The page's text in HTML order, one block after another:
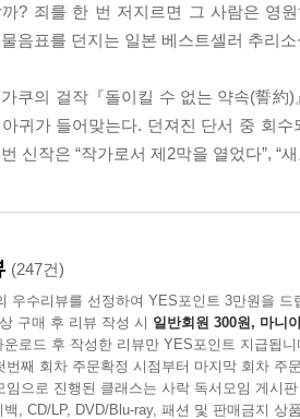
? 죄를 한 번 저지르면 그 사람은 영
음표를 던지는 일본 베스트셀러 추리소
쿠의 걸작『돌이킬 수 없는 약속(誓
귀가 들어맞는다. 던져진 단서 중 회
신작은 “작가로서 제2막을 열었다”, “
(247건)
우수리뷰를 선정하여 YES포인트 3만원을 드
구매 후 리뷰 작성 시 일반회원 300원, 마니
운로드 후 작성한 리뷰만 YES포인트 지급됩니
번째 회차 주문확정 시점부터 마지막 회차 주
임으로 진행된 클래스는 사락 독서모임 게시
백, CD/LP, DVD/Blu-ray, 패션 및 판매금지 상